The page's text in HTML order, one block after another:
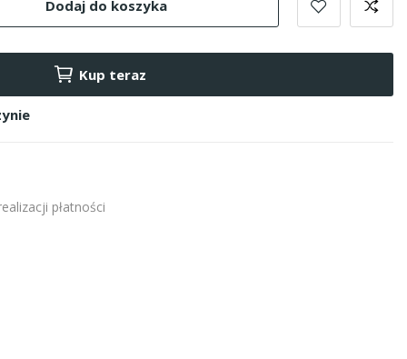
Dodaj do koszyka
Kup teraz
płatności